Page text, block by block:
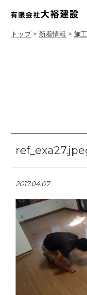
トップ> 新着情報 >施
2017.04.07